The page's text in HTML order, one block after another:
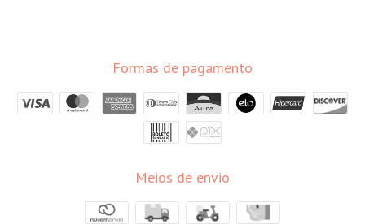
Formas de pagamento
Meios de envio